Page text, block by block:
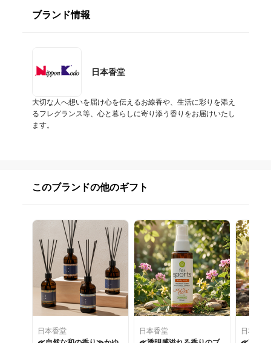
ブランド情報
日本香堂
大切な人へ想いを届け心を伝えるお線香や、生活に彩りを添え
るフレグランス等、心と暮らしに寄り添う香りをお届けいたし
ます。
このブランドの他のギフト
日本香堂
日本香堂
日本香堂